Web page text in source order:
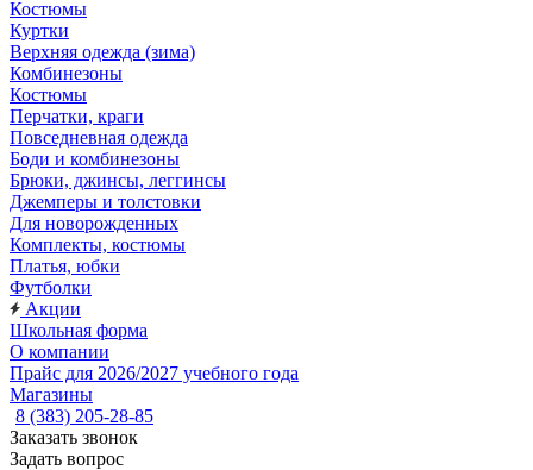
Костюмы
Куртки
Верхняя одежда (зима)
Комбинезоны
Костюмы
Перчатки, краги
Повседневная одежда
Боди и комбинезоны
Брюки, джинсы, леггинсы
Джемперы и толстовки
Для новорожденных
Комплекты, костюмы
Платья, юбки
Футболки
Акции
Школьная форма
О компании
Прайс для 2026/2027 учебного года
Магазины
8 (383) 205-28-85
Заказать звонок
Задать вопрос